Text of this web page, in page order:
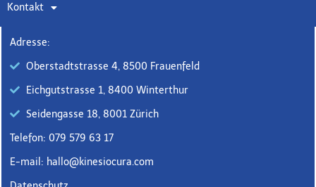
Kontakt
Adresse:
Oberstadtstrasse 4, 8500 Frauenfeld
Eichgutstrasse 1, 8400 Winterthur
Seidengasse 18, 8001 Zürich
Telefon: 079 579 63 17
E-mail: hallo@kinesiocura.com